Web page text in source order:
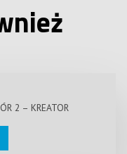
2 – KREATOR